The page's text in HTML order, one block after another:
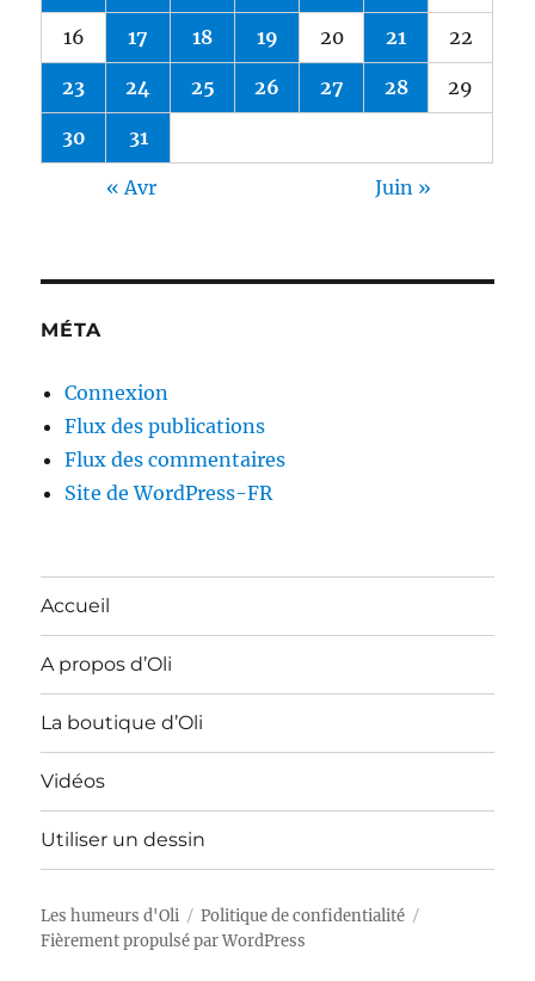
16 17 18 19 20 21 22
23 24 25 26 27 28 29
30 31
« Avr Juin »
MÉTA
Connexion
Flux des publications
Flux des commentaires
Site de WordPress-FR
Accueil
A propos d’Oli
La boutique d’Oli
Vidéos
Utiliser un dessin
Les humeurs d'Oli
Politique de confidentialité
Fièrement propulsé par WordPress